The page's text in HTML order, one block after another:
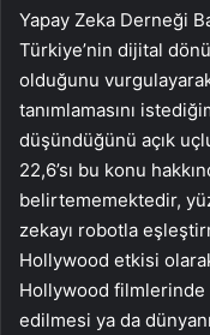
Yapay Zeka Derneği
Türkiye’nin dijital
olduğunu
tanımlamasını
düşündüğünü açık
22,6’sı bu konu
belirtememektedir,
zekayı robotla
Hollywood etkisi
Hollywood filmlerinde
edilmesi ya da